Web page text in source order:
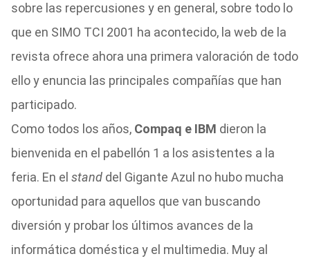
sobre las repercusiones y en general, sobre todo lo
que en SIMO TCI 2001 ha acontecido, la web de la
revista ofrece ahora una primera valoración de todo
ello y enuncia las principales compañías que han
participado.
Como todos los años, Compaq e IBM dieron la
bienvenida en el pabellón 1 a los asistentes a la
feria. En el standdel Gigante Azul no hubo mucha
oportunidad para aquellos que van buscando
diversión y probar los últimos avances de la
informática doméstica y el multimedia. Muy al